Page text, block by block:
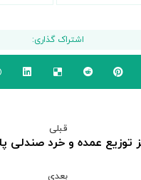
قبلی
توزیع عمده و خرد صندلی
بعدی